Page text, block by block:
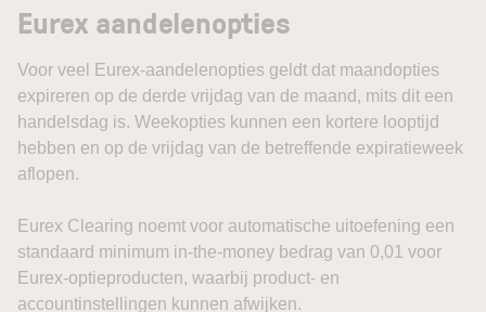
Eurex aandelenopties
Voor veel Eurex-aandelenopties geldt dat maandopties
expireren op de derde vrijdag van de maand, mits dit een
handelsdag is. Weekopties kunnen een kortere looptijd
hebben en op de vrijdag van de betreffende expiratieweek
aflopen.
Eurex Clearing noemt voor automatische uitoefening een
standaard minimum in-the-money bedrag van 0,01 voor
Eurex-optieproducten, waarbij product- en
accountinstellingen kunnen afwijken.